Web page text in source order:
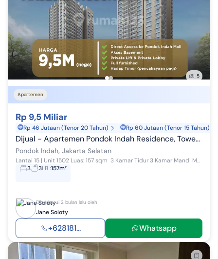
5
Apartemen
Rp 9,5 Miliar
Rp 46 Jutaan (Tenor 20 Tahun) Rp 60 Jutaan (Tenor 15 Tahun)
Dijual - Apartemen Pondok Indah Residence, Tower Amala
Pondok Indah, Jakarta Selatan
Lantai 15 | Unit 1502 Luas: 157 sqm ️ 3 Kamar Tidur 3 Kamar Mandi Maid Area ️ Fully Furnished Hadap Timur 1 Lot Parkir Harga: 9,5 M (nego...
3
3LB:157m²
Diperbarui 2 bulan lalu oleh
Jane Soloty
+628181... Whatsapp